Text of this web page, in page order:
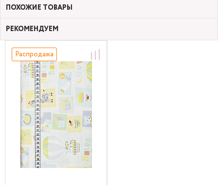
ПОХОЖИЕ ТОВАРЫ
РЕКОМЕНДУЕМ
Распродажа